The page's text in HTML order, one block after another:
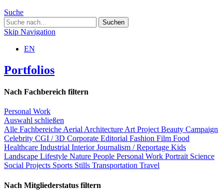
Suche
Skip Navigation
EN
Portfolios
Nach Fachbereich filtern
Personal Work
Auswahl schließen
Alle Fachbereiche Aerial Architecture Art Project Beauty Campaign
Celebrity CGI / 3D Corporate Editorial Fashion Film Food
Healthcare Industrial InteriorJournalism / Reportage Kids
Landscape Lifestyle Nature People Personal Work Portrait Science
Social Projects Sports Stills Transportation Travel
Nach Mitgliederstatus filtern